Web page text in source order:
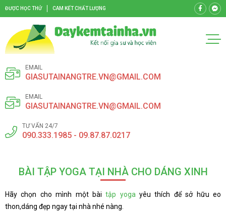
ĐƯỢC HỌC THỬ CAM KẾT CHẤT LƯỢNG
EMAIL
GIASUTAINANGTRE.VN@GMAIL.COM
EMAIL
GIASUTAINANGTRE.VN@GMAIL.COM
TƯ VẤN 24/7
090.333.1985 - 09.87.87.0217
BÀI TẬP YOGA TẠI NHÀ CHO DÁNG XINH
Hãy chọn cho mình một bàitập yoga yêu thích để sở hữu eo
thon,dáng đẹp ngay tại nhà nhé nàng.